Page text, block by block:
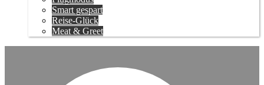
Smart gespart
Reise-Glück
Meat & Greet